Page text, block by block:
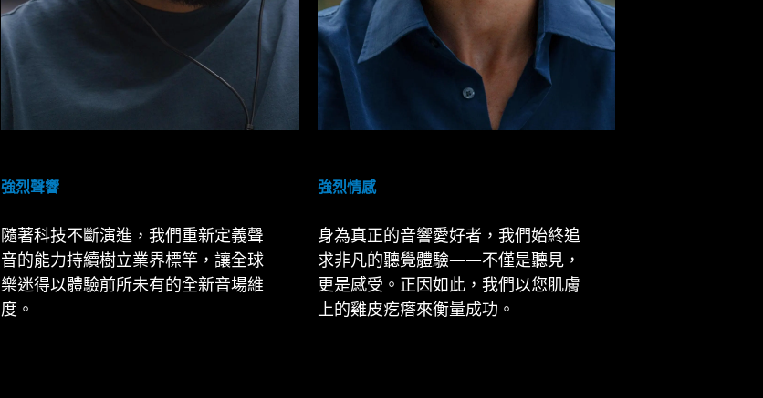
強烈聲響
隨著科技不斷演進，我們重新定義聲
音的能力持續樹立業界標竿，讓全球
樂迷得以體驗前所未有的全新音場維
度。
強烈情感
身為真正的音響愛好者，我們始終追
求非凡的聽覺體驗——不僅是聽見，
更是感受。正因如此，我們以您肌膚
上的雞皮疙瘩來衡量成功。